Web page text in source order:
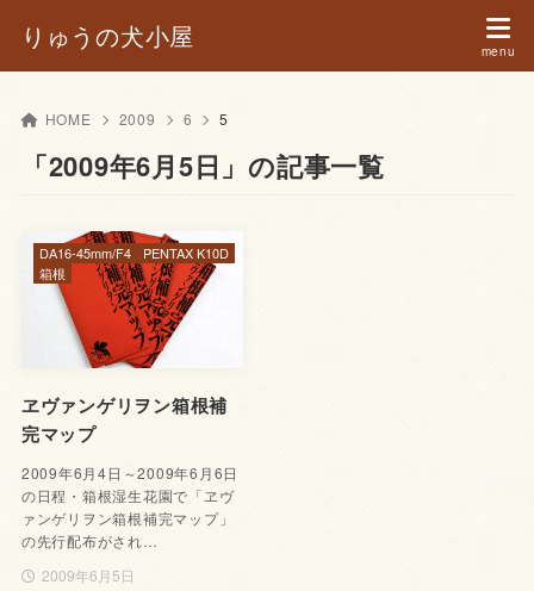
りゅうの犬小屋
HOME 2009 6 5
「2009年6月5日」の記事一覧
ヱヴァンゲリヲン箱根補
完マップ
2009年6月4日～2009年6月6日
の日程・箱根湿生花園で「ヱヴ
ァンゲリヲン箱根補完マップ」
の先行配布がされ…
2009年6月5日
DA16-45mm/F4
PENTAX K10D
箱根